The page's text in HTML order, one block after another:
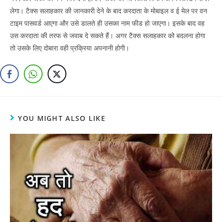
लेगा। टैक्स सलाहकार की जानकारी देने के बाद करदाता के मोबाइल व ई मेल पर वन
टाइम पासवर्ड आएगा और उसे डालते ही उसका नाम फीड हो जाएगा। इसके बाद वह
उस करदाता की तरफ से जवाब दे सकते हैं। अगर टैक्स सलाहकार को बदलना होगा
तो उसके लिए दोबारा वही प्रक्रिया अपनानी होगी।
YOU MIGHT ALSO LIKE